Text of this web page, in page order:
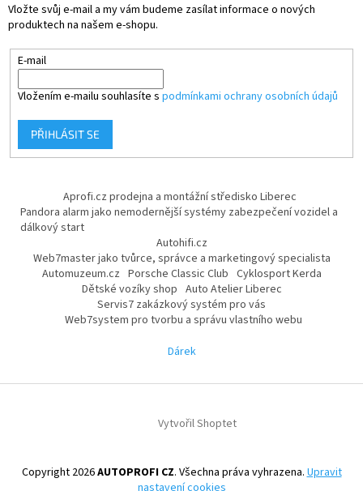
Vložte svůj e-mail a my vám budeme zasílat informace o nových
produktech na našem e-shopu.
E-mail
Vložením e-mailu souhlasíte s podmínkami ochrany osobních údajů
PŘIHLÁSIT SE
Aprofi.cz prodejna a montážní středisko Liberec
Pandora alarm jako nemodernější systémy zabezpečení vozidel a
dálkový start
Autohifi.cz
Web7master jako tvůrce, správce a marketingový specialista
Automuzeum.cz Porsche Classic Club Cyklosport Kerda
Dětské vozíky shop Auto Atelier Liberec
Servis7 zakázkový systém pro vás
Web7system pro tvorbu a správu vlastního webu
Dárek
Vytvořil Shoptet
Copyright 2026AUTOPROFI CZ. Všechna práva vyhrazena.Upravit